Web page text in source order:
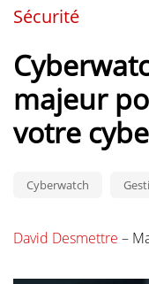
Sécurité
majeur
votre
Cyberwatch
David Desmettre –